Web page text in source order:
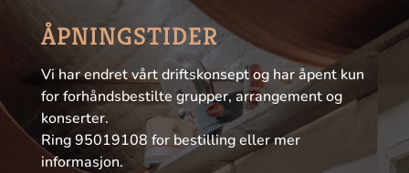
ÅPNINGSTIDER
Vi har endret vårt driftskonsept og har åpent kun
for forhåndsbestilte grupper, arrangement og
konserter.
Ring 95019108 for bestilling eller mer
informasjon.